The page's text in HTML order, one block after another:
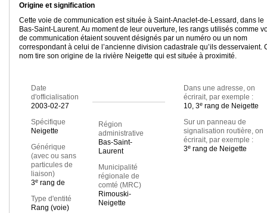
Origine et signification
Cette voie de communication est située à Saint-Anaclet-de-Lessard, dans le
Bas-Saint-Laurent. Au moment de leur ouverture, les rangs utilisés comme
de communication étaient souvent désignés par un numéro ou un nom
correspondant à celui de l’ancienne division cadastrale qu’ils desservaient.
nom tire son origine de la rivière Neigette qui est située à proximité.
Date
d'officialisation
2003-02-27
Spécifique
Neigette
Générique
(avec ou sans
particules de
liaison)
3e rang de
Type d'entité
Rang (voie)
Région
administrative
Bas-Saint-
Laurent
Municipalité
régionale de
comté (MRC)
Rimouski-
Neigette
Dans une adresse, on
écrirait, par exemple :
10, 3erang de Neigette
Sur un panneau de
signalisation routière, on
écrirait, par exemple :
3erang de Neigette